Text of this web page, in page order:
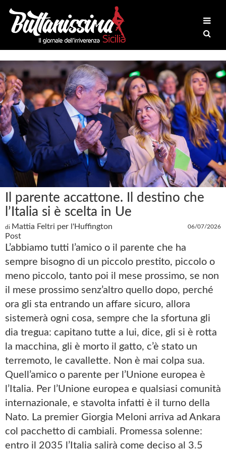
Il parente accattone. Il destino che
l’Italia si è scelta in Ue
di Mattia Feltri per l'Huffington
Post
06/07/2026
L’abbiamo tutti l’amico o il parente che ha
sempre bisogno di un piccolo prestito, piccolo o
meno piccolo, tanto poi il mese prossimo, se non
il mese prossimo senz’altro quello dopo, perché
ora gli sta entrando un affare sicuro, allora
sistemerà ogni cosa, sempre che la sfortuna gli
dia tregua: capitano tutte a lui, dice, gli si è rotta
la macchina, gli è morto il gatto, c’è stato un
terremoto, le cavallette. Non è mai colpa sua.
Quell’amico o parente per l’Unione europea è
l’Italia. Per l’Unione europea e qualsiasi comunità
internazionale, e stavolta infatti è il turno della
Nato. La premier Giorgia Meloni arriva ad Ankara
col pacchetto di cambiali. Promessa solenne:
entro il 2035 l’Italia salirà come deciso al 3.5